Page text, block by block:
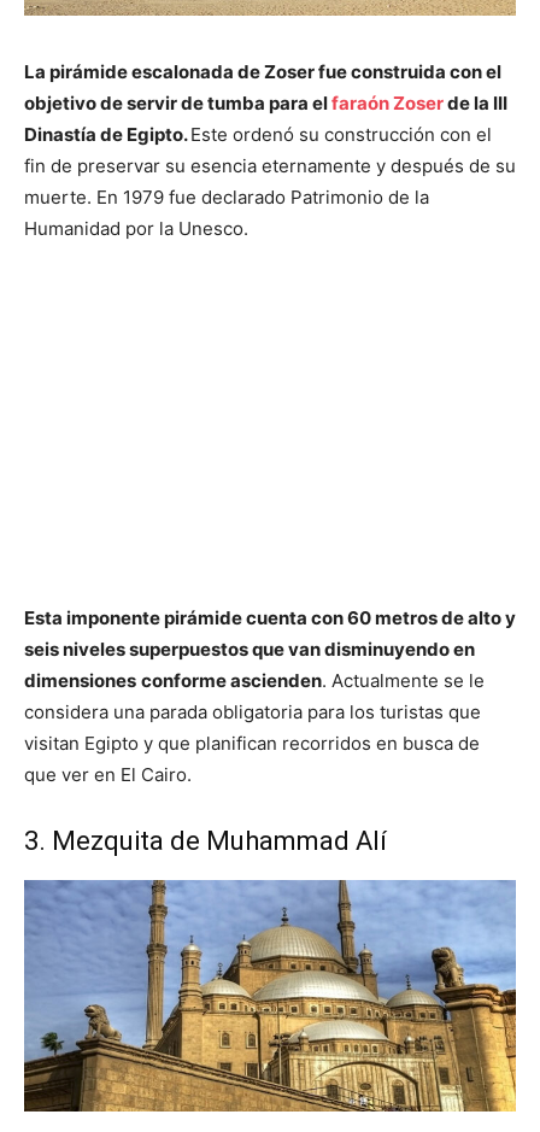
La pirámide escalonada de Zoser fue construida con el
objetivo de servir de tumba para elfaraón Zoserde la III
Dinastía de Egipto.Este ordenó su construcción con el
fin de preservar su esencia eternamente y después de su
muerte. En 1979 fue declarado Patrimonio de la
Humanidad por la Unesco.
Esta imponente pirámide cuenta con 60 metros de alto y
seis niveles superpuestos que van disminuyendo en
dimensiones conforme ascienden. Actualmente se le
considera una parada obligatoria para los turistas que
visitan Egipto y que planifican recorridos en busca de
que ver en El Cairo.
3. Mezquita de Muhammad Alí